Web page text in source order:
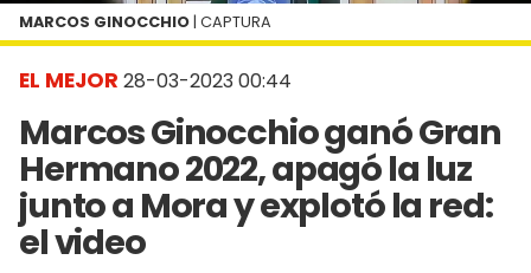
EL MEJOR 28-03-2023 00:44
Marcos Ginocchio ganó Gran
Hermano 2022, apagó la luz
junto a Mora y explotó la red:
el video
MARCOS GINOCCHIO | CAPTURA